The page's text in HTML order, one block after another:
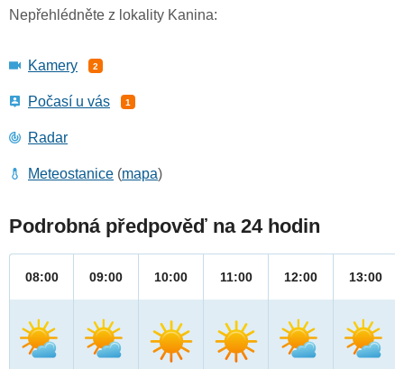
Nepřehlédněte z lokality Kanina:
Kamery 2
Počasí u vás 1
Radar
Meteostanice (mapa)
Podrobná předpověď na 24 hodin
08:00 09:00 10:00 11:00 12:00 13:00